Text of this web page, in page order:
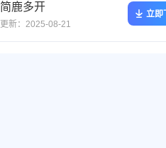
简鹿多开
更新：2025-08-21
立即